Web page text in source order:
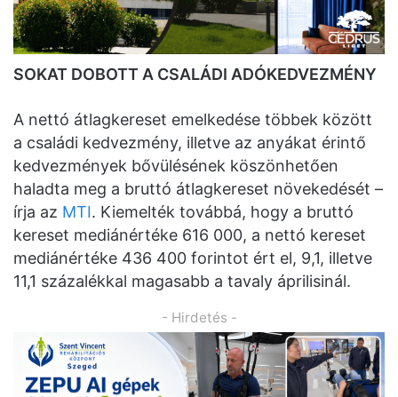
SOKAT DOBOTT A CSALÁDI ADÓKEDVEZMÉNY
A nettó átlagkereset emelkedése többek között
a családi kedvezmény, illetve az anyákat érintő
kedvezmények bővülésének köszönhetően
haladta meg a bruttó átlagkereset növekedését –
írja az MTI. Kiemelték továbbá, hogy a bruttó
kereset mediánértéke 616 000, a nettó kereset
mediánértéke 436 400 forintot ért el, 9,1, illetve
11,1 százalékkal magasabb a tavaly áprilisinál.
- Hirdetés -